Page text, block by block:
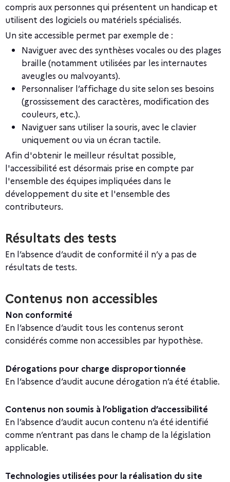
compris aux personnes qui présentent un handicap et
utilisent des logiciels ou matériels spécialisés.
Un site accessible permet par exemple de :
Naviguer avec des synthèses vocales ou des plages
braille (notamment utilisées par les internautes
aveugles ou malvoyants).
Personnaliser l’affichage du site selon ses besoins
(grossissement des caractères, modification des
couleurs, etc.).
Naviguer sans utiliser la souris, avec le clavier
uniquement ou via un écran tactile.
Afin d'obtenir le meilleur résultat possible,
l'accessibilité est désormais prise en compte par
l'ensemble des équipes impliquées dans le
développement du site et l'ensemble des
contributeurs.
Résultats des tests
En l’absence d’audit de conformité il n’y a pas de
résultats de tests.
Contenus non accessibles
Non conformité
En l’absence d’audit tous les contenus seront
considérés comme non accessibles par hypothèse.
Dérogations pour charge disproportionnée
En l’absence d’audit aucune dérogation n’a été établie.
Contenus non soumis à l’obligation d’accessibilité
En l’absence d’audit aucun contenu n’a été identifié
comme n’entrant pas dans le champ de la législation
applicable.
Technologies utilisées pour la réalisation du site